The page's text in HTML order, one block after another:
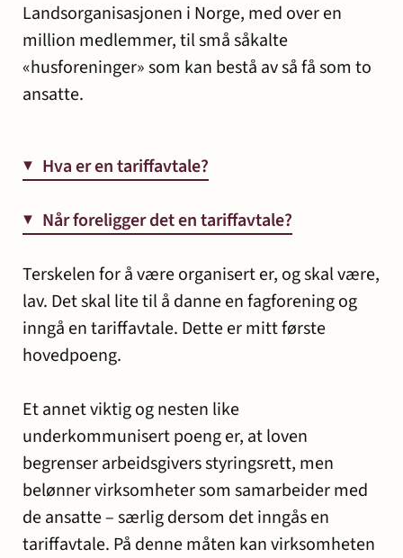
Landsorganisasjonen i Norge, med over en
million medlemmer, til små såkalte
«husforeninger» som kan bestå av så få som to
ansatte.
▼ Hva er en tariffavtale?
▼ Når foreligger det en tariffavtale?
Terskelen for å være organisert er, og skal være,
lav. Det skal lite til å danne en fagforening og
inngå en tariffavtale. Dette er mitt første
hovedpoeng.
Et annet viktig og nesten like
underkommunisert poeng er, at loven
begrenser arbeidsgivers styringsrett, men
belønner virksomheter som samarbeider med
de ansatte – særlig dersom det inngås en
tariffavtale. På denne måten kan virksomheten